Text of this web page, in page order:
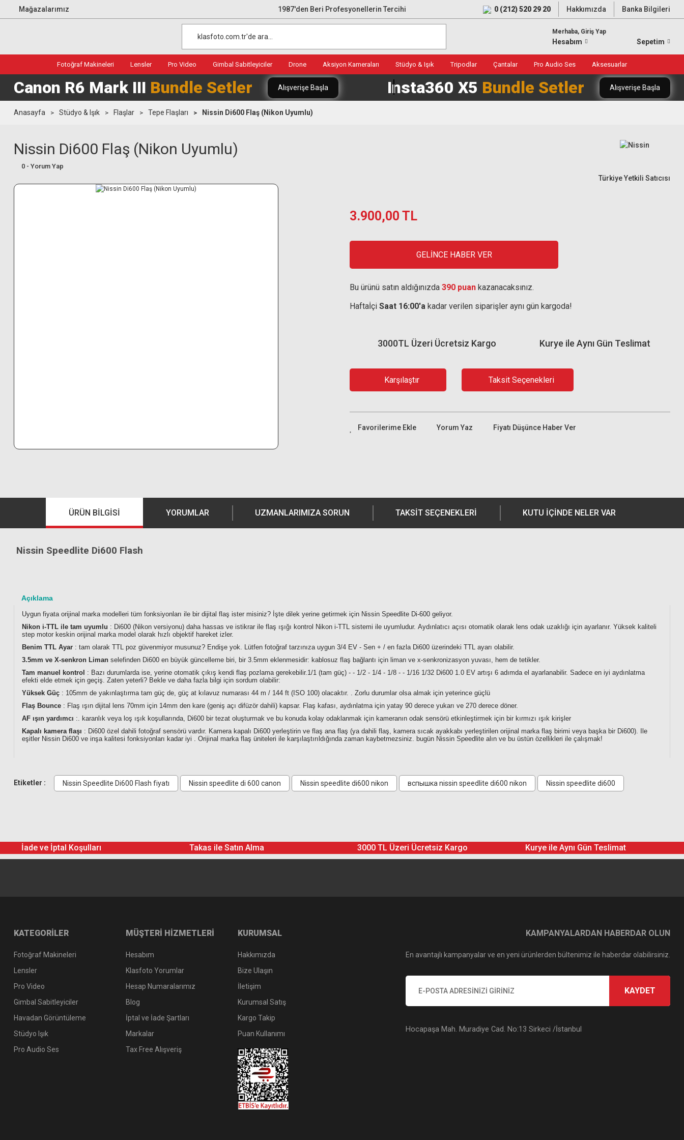
Mağazalarımız 1987'den Beri Profesyonellerin Tercihi 0 (212) 520 29 20 Hakkımızda Banka Bilgileri
Merhaba, Giriş Yap
Hesabım Sepetim
Fotoğraf Makineleri Lensler Pro Video Gimbal Sabitleyiciler Drone Aksiyon Kameraları Stüdyo & Işık Tripodlar Çantalar Pro Audio Ses Aksesuarlar
Canon R6 Mark III Bundle Setler Alışverişe Başla Insta360 X5 Bundle Setler Alışverişe Başla
Anasayfa Stüdyo & Işık Flaşlar Tepe Flaşları Nissin Di600 Flaş (Nikon Uyumlu)
Nissin Di600 Flaş (Nikon Uyumlu)
0 - Yorum Yap
Türkiye Yetkili Satıcısı
3.900,00 TL
GELİNCE HABER VER
Bu ürünü satın aldığınızda 390 puan kazanacaksınız.
Haftaİçi Saat 16:00'a kadar verilen siparişler aynı gün kargoda!
Kurye ile Aynı Gün Teslimat
3000TL Üzeri Ücretsiz Kargo
Karşılaştır Taksit Seçenekleri
Yorum Yaz Fiyatı Düşünce Haber Ver
ÜRÜN BILGISI YORUMLAR UZMANLARIMIZA SORUN TAKSIT SEÇENEKLERI KUTU İÇİNDE NELER VAR
Nissin Speedlite Di600 Flash
Açıklama
Uygun fiyata orijinal marka modelleri tüm fonksiyonları ile bir dijital flaş ister misiniz? İşte dilek yerine getirmek için Nissin Speedlite Di-600 geliyor.
Nikon i-TTL ile tam uyumlu : Di600 (Nikon versiyonu) daha hassas ve istikrar ile flaş ışığı kontrol Nikon i-TTL sistemi ile uyumludur. Aydınlatıcı açısı otomatik olarak lens odak uzaklığı için ayarlanır. Yüksek kaliteli
step motor keskin orijinal marka model olarak hızlı objektif hareket izler.
Benim TTL Ayar : tam olarak TTL poz güvenmiyor musunuz? Endişe yok. Lütfen fotoğraf tarzınıza uygun 3/4 EV - Sen + / en fazla Di600 üzerindeki TTL ayarı olabilir.
3.5mm ve X-senkron Liman selefinden Di600 en büyük güncelleme biri, bir 3.5mm eklenmesidir: kablosuz flaş bağlantı için liman ve x-senkronizasyon yuvası, hem de tetikler.
Tam manuel kontrol : Bazı durumlarda ise, yerine otomatik çıkış kendi flaş pozlama gerekebilir.1/1 (tam güç) - - 1/2 - 1/4 - 1/8 - - 1/16 1/32 Di600 1.0 EV artışı 6 adımda el ayarlanabilir. Sadece en iyi aydınlatma
efekti elde etmek için geçiş. Zaten yeterli? Bekle ve daha fazla bilgi için sordum olabilir:
Yüksek Güç : 105mm de yakınlaştırma tam güç de, güç at kılavuz numarası 44 m / 144 ft (ISO 100) olacaktır. . Zorlu durumlar olsa almak için yeterince güçlü
Flaş Bounce : Flaş ışın dijital lens 70mm için 14mm den kare (geniş açı difüzör dahili) kapsar. Flaş kafası, aydınlatma için yatay 90 derece yukarı ve 270 derece döner.
AF ışın yardımcı :. karanlık veya loş ışık koşullarında, Di600 bir tezat oluşturmak ve bu konuda kolay odaklanmak için kameranın odak sensörü etkinleştirmek için bir kırmızı ışık kirişler
Kapalı kamera flaşı : Di600 özel dahili fotoğraf sensörü vardır. Kamera kapalı Di600 yerleştirin ve flaş ana flaş (ya dahili flaş, kamera sıcak ayakkabı yerleştirilen orijinal marka flaş birimi veya başka bir Di600). Ile
eşitler Nissin Di600 ve inşa kalitesi fonksiyonları kadar iyi . Orijinal marka flaş üniteleri ile karşılaştırıldığında zaman kaybetmezsiniz. bugün Nissin Speedlite alın ve bu üstün özellikleri ile çalışmak!
Gönderilecek Kutu İçinde Neler Var
Etiketler : Nissin Speedlite Di600 Flash fiyatı Nissin speedlite di 600 canon Nissin speedlite di600 nikon вспышка nissin speedlite di600 nikon Nissin speedlite di600
İade ve İptal Koşulları Takas ile Satın Alma 3000 TL Üzeri Ücretsiz Kargo Kurye ile Aynı Gün Teslimat
KATEGORİLER
Fotoğraf Makineleri
Lensler
Pro Video
Gimbal Sabitleyiciler
Havadan Görüntüleme
Stüdyo Işık
Pro Audio Ses
MÜŞTERİ HİZMETLERİ
Hesabım
Klasfoto Yorumlar
Hesap Numaralarımız
Blog
İptal ve İade Şartları
Markalar
Tax Free Alışveriş
KURUMSAL
Hakkımızda
Bize Ulaşın
İletişim
Kurumsal Satış
Kargo Takip
Puan Kullanımı
KAMPANYALARDAN HABERDAR OLUN
En avantajlı kampanyalar ve en yeni ürünlerden bültenimiz ile haberdar olabilirsiniz.
KAYDET
Hocapaşa Mah. Muradiye Cad. No:13 Sirkeci /İstanbul